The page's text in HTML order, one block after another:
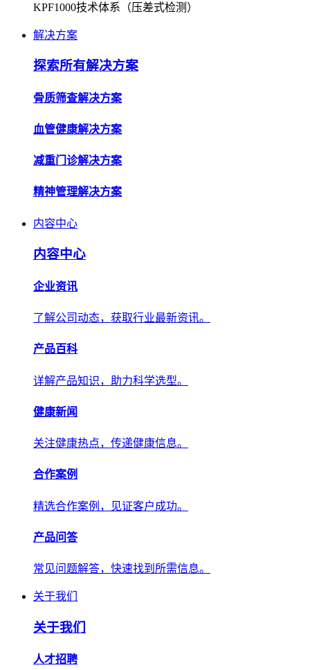
KPF1000技术体系（压差式检测）
解决方案
探索所有解决方案
骨质筛查解决方案
血管健康解决方案
减重门诊解决方案
精神管理解决方案
内容中心
内容中心
企业资讯
了解公司动态，获取行业最新资讯。
产品百科
详解产品知识，助力科学选型。
健康新闻
关注健康热点，传递健康信息。
合作案例
精选合作案例，见证客户成功。
产品问答
常见问题解答，快速找到所需信息。
关于我们
关于我们
人才招聘